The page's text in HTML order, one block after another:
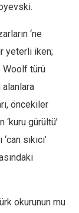
‘ne
yeterli iken;
Woolf türü
öncekiler
gürültü’
sıkıcı’
okurunun mu